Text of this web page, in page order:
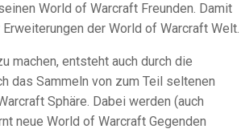
World of Warcraft Freunden. Damit
der World of Warcraft Welt.
machen, entsteht auch durch die
das Sammeln von zum Teil seltenen
Sphäre. Dabei werden (auch
neue World of Warcraft Gegenden